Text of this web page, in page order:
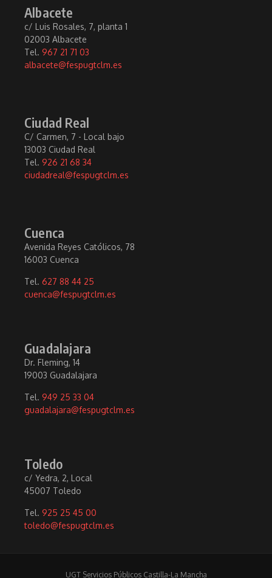
Albacete
c/ Luis Rosales, 7, planta 1
02003 Albacete
Tel. 967 21 71 03
albacete@fespugtclm.es
Ciudad Real
C/ Carmen, 7 - Local bajo
13003 Ciudad Real
Tel. 926 21 68 34
ciudadreal@fespugtclm.es
Cuenca
Avenida Reyes Católicos, 78
16003 Cuenca
Tel. 627 88 44 25
cuenca@fespugtclm.es
Guadalajara
Dr. Fleming, 14
19003 Guadalajara
Tel. 949 25 33 04
guadalajara@fespugtclm.es
Toledo
c/ Yedra, 2, Local
45007 Toledo
Tel. 925 25 45 00
toledo@fespugtclm.es
UGT Servicios Públicos Castilla-La Mancha